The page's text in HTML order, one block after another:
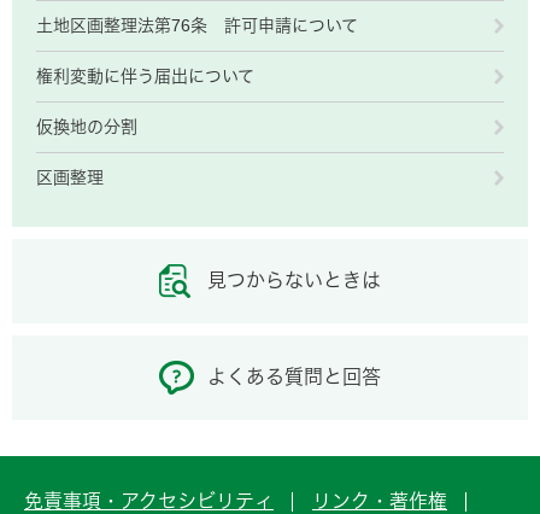
土地区画整理法第76条 許可申請について
権利変動に伴う届出について
仮換地の分割
区画整理
見つからないときは
よくある質問と回答
免責事項・アクセシビリティ リンク・著作権